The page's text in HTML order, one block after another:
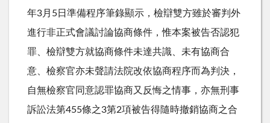
年3月 5日準備程序筆錄顯示，檢辯雙方雖於審判外
進行非正式會議討論協商條件，惟本案被告否認犯
罪、檢辯雙方就協商條件未達共識、未有協商合
意、檢察官亦未聲請法院改依協商程序而為判決，
自無檢察官同意認罪協商又反悔之情事，亦無刑事
訴訟法第455條之3第2項被告得隨時撤銷協商之合